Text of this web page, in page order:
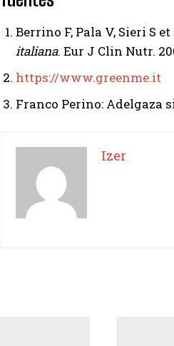
Berrino F, Pala V, Sieri S et
italiana. Eur J Clin Nutr.
https://www.greenme.it
Franco Perino: Adelgaza
Izer